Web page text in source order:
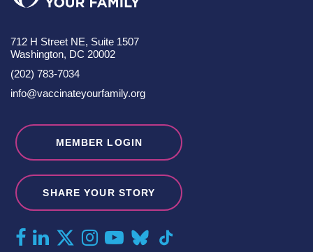
712 H Street NE, Suite 1507
Washington, DC 20002
(202) 783-7034
info@vaccinateyourfamily.org
MEMBER LOGIN
SHARE YOUR STORY